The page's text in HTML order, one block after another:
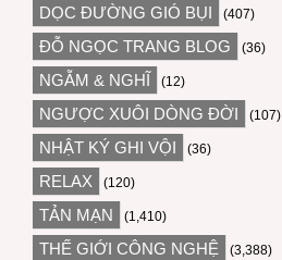
DỌC ĐƯỜNG GIÓ BỤI (407)
ĐỖ NGỌC TRANG BLOG (36)
NGẪM & NGHĨ (12)
NGƯỢC XUÔI DÒNG ĐỜI (107)
NHẬT KÝ GHI VỘI (36)
RELAX (120)
TẢN MẠN (1,410)
THẾ GIỚI CÔNG NGHỆ (3,388)